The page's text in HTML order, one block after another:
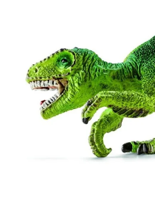
Оставьте отзыв (не
через систему
указанием номера и даты
и получите купон на
...уже сейчас